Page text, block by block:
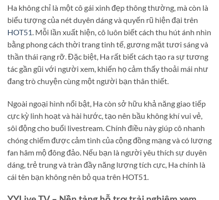
Ha không chỉ là một cô gái xinh đẹp thông thường, mà còn là
biểu tượng của nét duyên dáng và quyến rũ hiện đại trên
HOT51. Mỗi lần xuất hiện, cô luôn biết cách thu hút ánh nhìn
bằng phong cách thời trang tinh tế, gương mặt tươi sáng và
thần thái rạng rỡ. Đặc biệt, Ha rất biết cách tạo ra sự tương
tác gần gũi với người xem, khiến họ cảm thấy thoải mái như
đang trò chuyện cùng một người bạn thân thiết.
Ngoài ngoại hình nổi bật, Ha còn sở hữu khả năng giao tiếp
cực kỳ linh hoạt và hài hước, tạo nên bầu không khí vui vẻ,
sôi động cho buổi livestream. Chính điều này giúp cô nhanh
chóng chiếm được cảm tình của cộng đồng mạng và có lượng
fan hâm mộ đông đảo. Nếu bạn là người yêu thích sự duyên
dáng, trẻ trung và tràn đầy năng lượng tích cực, Ha chính là
cái tên bạn không nên bỏ qua trên HOT51.